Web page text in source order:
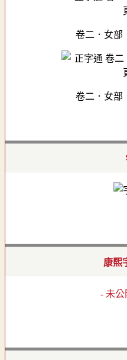
卷二．女部
卷二．女部
康熙
- 未公